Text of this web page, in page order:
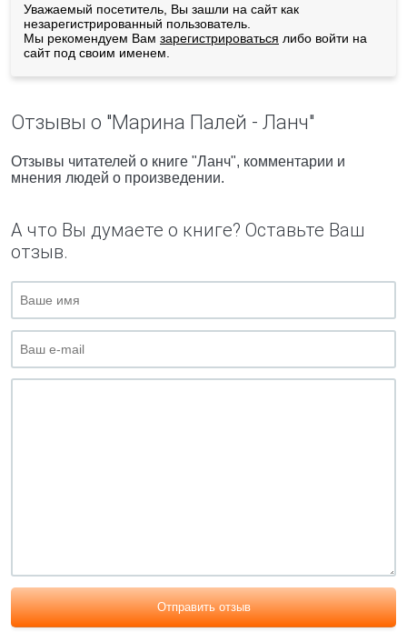
Уважаемый посетитель, Вы зашли на сайт как
незарегистрированный пользователь.
Мы рекомендуем Вам зарегистрироваться либо войти на
сайт под своим именем.
Отзывы о "Марина Палей - Ланч"
Отзывы читателей о книге "Ланч", комментарии и
мнения людей о произведении.
А что Вы думаете о книге? Оставьте Ваш
отзыв.
Отправить отзыв